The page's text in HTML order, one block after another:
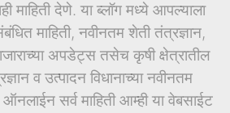
माहिती देणे. या ब्लॉग मध्ये आपल्याला
माहिती, नवीनतम शेती तंत्रज्ञान,
अपडेट्स तसेच कृषी क्षेत्रातील
व उत्पादन विधानाच्या नवीनतम
सर्व माहिती आम्ही या वेबसाईट